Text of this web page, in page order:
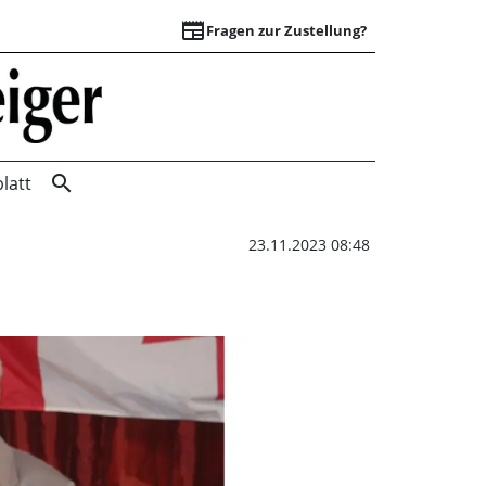
newspaperFragen zur Zustellung?
Zwei Konzerte
search
23.11.2023 08:48